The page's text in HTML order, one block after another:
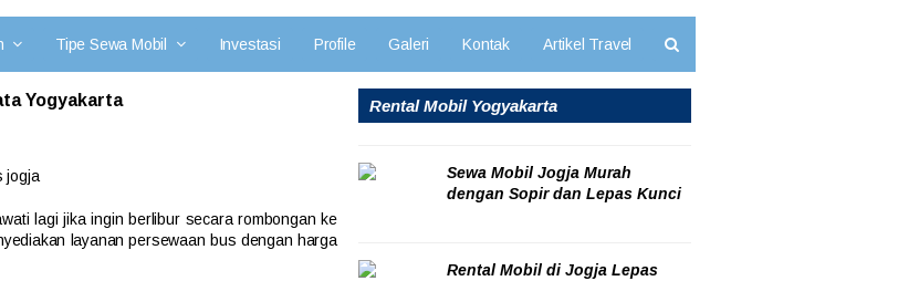
Tipe Sewa Mobil Investasi Profile Galeri Kontak Artikel Travel
Yogyakarta
lagi jika ingin berlibur secara rombongan ke
layanan persewaan bus dengan harga
Rental Mobil Yogyakarta
Sewa Mobil Jogja Murah
dengan Sopir dan Lepas Kunci
Rental Mobil di Jogja Lepas